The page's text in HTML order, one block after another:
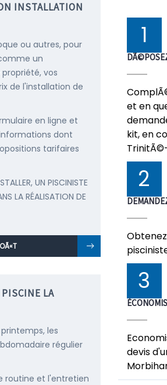
INSTALLATION
ou autres, pour
un
vos
de l'installation de
en ligne et
dont
tarifaires
UN PISCINISTE
LA RÉALISATION DE
LA
les
régulier
routine et l'entretien
1
et en
kit, en
2
3
devis